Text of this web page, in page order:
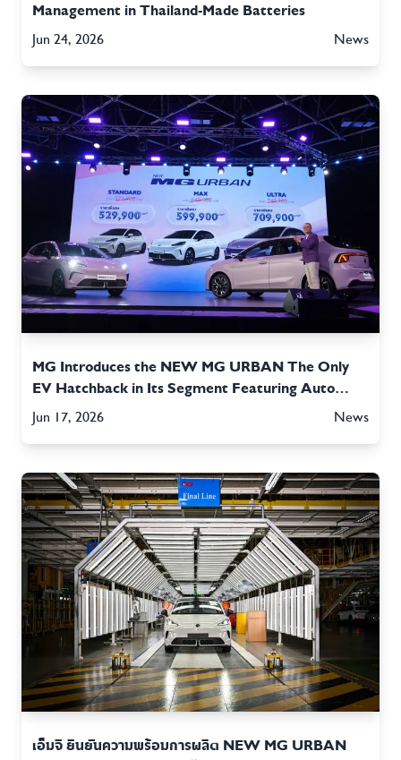
Management in Thailand-Made Batteries
Jun 24, 2026
News
MG Introduces the NEW MG URBAN The Only
EV Hatchback in Its Segment Featuring Auto
Parking Technology Priced from 529,900 THB
Jun 17, 2026 News
เอ็มจี ยืนยันความพร้อมการผลิต NEW MG URBAN